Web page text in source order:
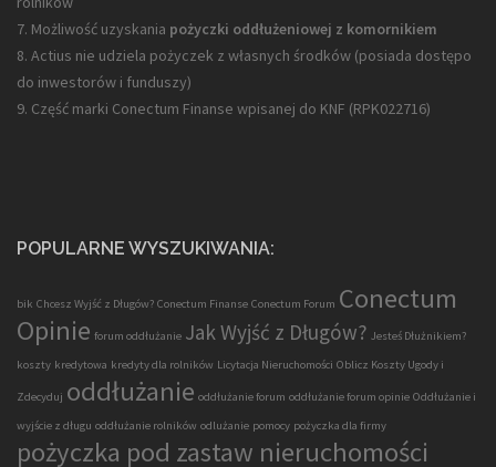
7. Możliwość uzyskania pożyczki oddłużeniowej z komornikiem
8. Actius nie udziela pożyczek z własnych środków (posiada dostępo
do inwestorów i funduszy)
9. Część marki Conectum Finanse wpisanej do KNF (RPK022716)
POPULARNE WYSZUKIWANIA:
bik Chcesz Wyjść z Długów? Conectum Finanse Conectum Forum Conectum
Opinie forum oddłużanie Jak Wyjść z Długów? Jesteś Dłużnikiem?
koszty kredytowa kredyty dla rolników Licytacja Nieruchomości Oblicz Koszty Ugody i
Zdecyduj oddłużanie oddłużanie forum oddłużanie forum opinie Oddłużanie i
wyjście z długu oddłużanie rolników odlużanie pomocy pożyczka dla firmy
pożyczka pod zastaw nieruchomości